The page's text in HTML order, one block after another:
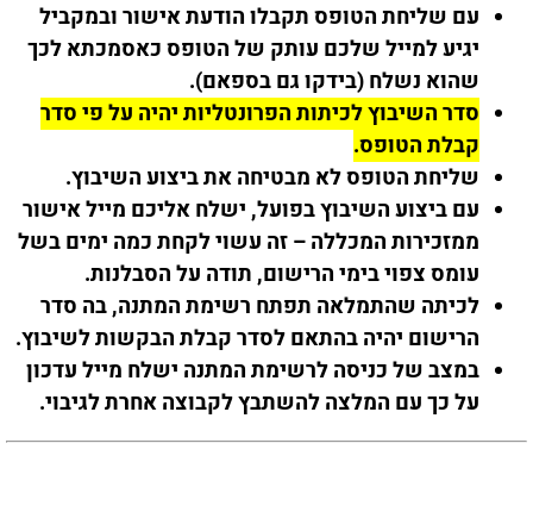
עם שליחת הטופס תקבלו הודעת אישור ובמקביל
יגיע למייל שלכם עותק של הטופס כאסמכתא לכך
שהוא נשלח (בידקו גם בספאם).
סדר השיבוץ לכיתות הפרונטליות יהיה על פי סדר
קבלת הטופס.
שליחת הטופס לא מבטיחה את ביצוע השיבוץ.
עם ביצוע השיבוץ בפועל, ישלח אליכם מייל אישור
ממזכירות המכללה – זה עשוי לקחת כמה ימים בשל
עומס צפוי בימי הרישום, תודה על הסבלנות.
לכיתה שהתמלאה תפתח רשימת המתנה, בה סדר
הרישום יהיה בהתאם לסדר קבלת הבקשות לשיבוץ.
במצב של כניסה לרשימת המתנה ישלח מייל עדכון
על כך עם המלצה להשתבץ לקבוצה אחרת לגיבוי.